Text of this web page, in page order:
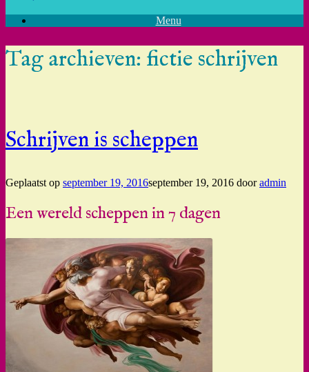
Menu
Tag archieven: fictie schrijven
Schrijven is scheppen
Geplaatst op september 19, 2016september 19, 2016 dooradmin
Een wereld scheppen in 7 dagen